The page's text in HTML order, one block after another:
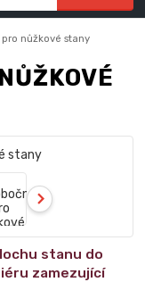
nůžkové stany
stanu do
zamezující